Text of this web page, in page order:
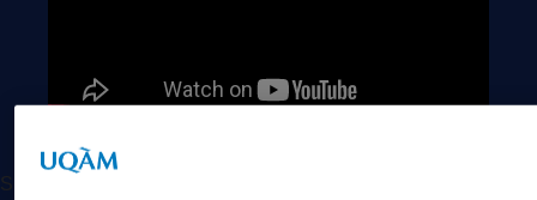
Si vous souhaitez nous faire parvenir des témoignages ou